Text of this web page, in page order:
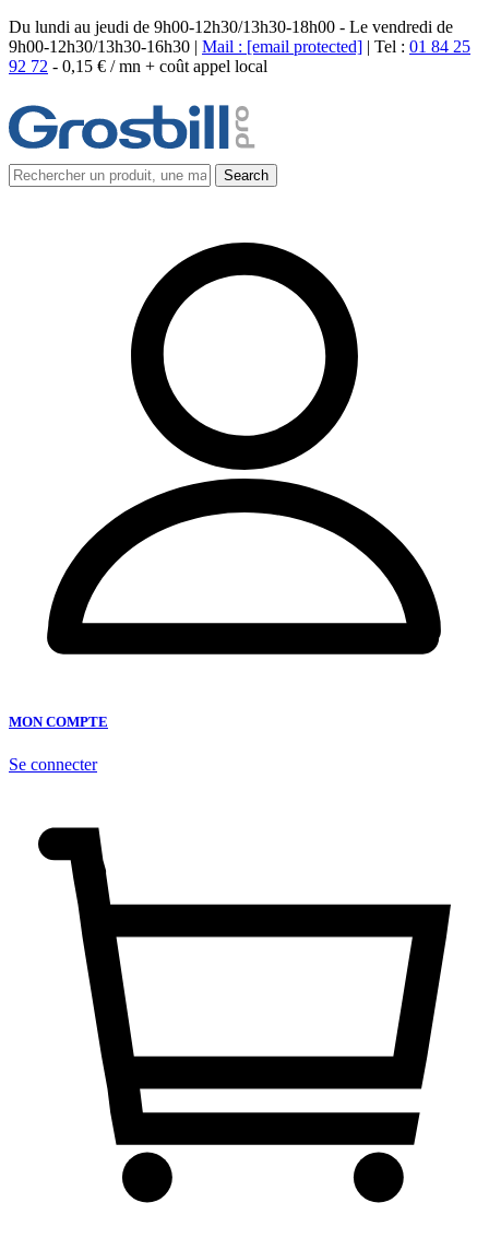
Du lundi au jeudi de 9h00-12h30/13h30-18h00 - Le vendredi de
9h00-12h30/13h30-16h30 | Mail : [email protected] | Tel : 01 84 25
92 72 - 0,15 € / mn + coût appel local
MON COMPTE
Se connecter